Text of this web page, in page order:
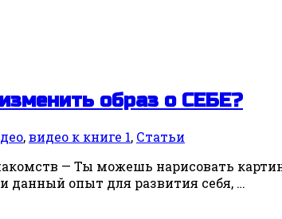
образ о СЕБЕ?
,видео к книге 1, Статьи
— Ты можешь нарисовать
данный опыт для развития себя, …